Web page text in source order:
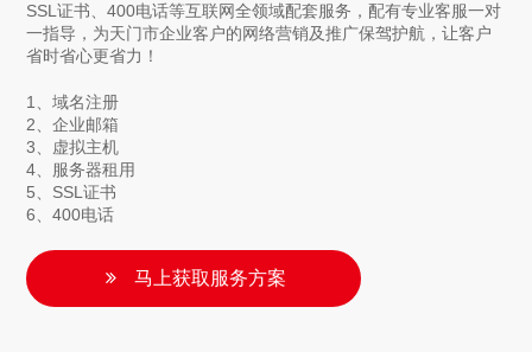
SSL证书、400电话等互联网全领域配套服务，配有专业客服一对
一指导，为天门市企业客户的网络营销及推广保驾护航，让客户
省时省心更省力！
1、域名注册
2、企业邮箱
3、虚拟主机
4、服务器租用
5、SSL证书
6、400电话
马上获取服务方案